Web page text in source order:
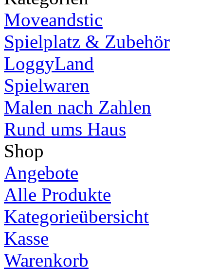
Moveandstic
Spielplatz & Zubehör
LoggyLand
Spielwaren
Malen nach Zahlen
Rund ums Haus
Shop
Angebote
Alle Produkte
Kategorieübersicht
Kasse
Warenkorb